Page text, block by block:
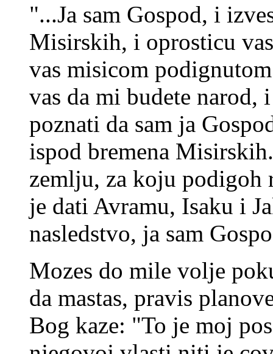
"...Ja sam Gospod, i
Misirskih, i oprosticu
vas misicom
vas da mi budete narod,
poznati da sam ja
ispod bremena
zemlju, za koju podigoh
je dati Avramu, Isaku i
nasledstvo, ja sam
Mozes do mile volje
da mastas, pravis
Bog kaze: "To je moj